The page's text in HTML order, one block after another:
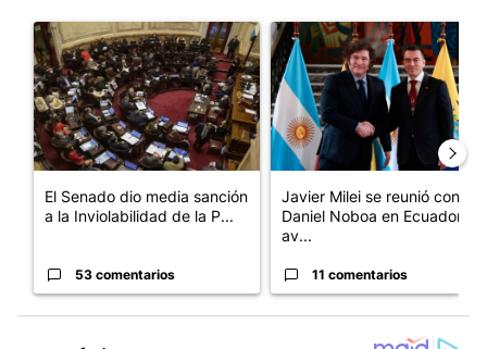
Un artículo de tendencia con el título "El Senado dio media
El Senado dio media sanción
a la Inviolabilidad de la P...
53 comentarios
Un artículo de tendencia con
Javier Milei se reunió con
Daniel Noboa en Ecuador y
av...
11 comentarios